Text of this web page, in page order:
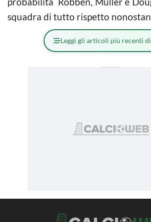
squadra di tutto rispetto
Leggi gli articoli più recenti di